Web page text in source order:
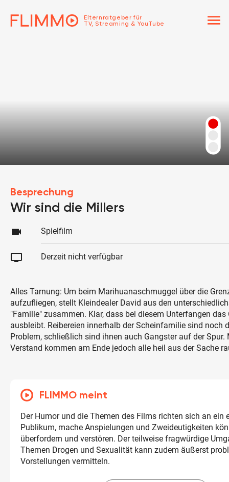
Elternratgeber für
TV, Streaming & YouTube
menu
Besprechung
Wir sind die Millers
videocam Spielfilm
tv Derzeit nicht verfügbar
Alles Tarnung: Um beim Marihuanaschmuggel über die
aufzufliegen, stellt Kleindealer David aus den
"Familie" zusammen. Klar, dass bei diesem Unterfangen das
ausbleibt. Reibereien innerhalb der Scheinfamilie sind noch
Problem, schließlich sind ihnen auch Gangster auf der Spur.
Verstand kommen am Ende jedoch alle heil aus der Sache
FLIMMO meint
Der Humor und die Themen des Films richten sich an ein
Publikum, mache Anspielungen und Zweideutigkeiten
überfordern und verstören. Der teilweise fragwürdige
Themen Drogen und Sexualität kann zudem äußerst
Vorstellungen vermitteln.